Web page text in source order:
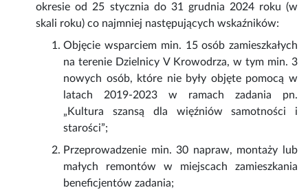
okresie od 25 stycznia do 31 grudnia 2024 roku (w
skali roku) co najmniej następujących wskaźników:
Objęcie wsparciem min. 15 osób zamieszkałych
na terenie Dzielnicy V Krowodrza, w tym min. 3
nowych osób, które nie były objęte pomocą w
latach 2019-2023 w ramach zadania pn.
„Kultura szansą dla więźniów samotności i
starości”;
Przeprowadzenie min. 30 napraw, montaży lub
małych remontów w miejscach zamieszkania
beneficjentów zadania;